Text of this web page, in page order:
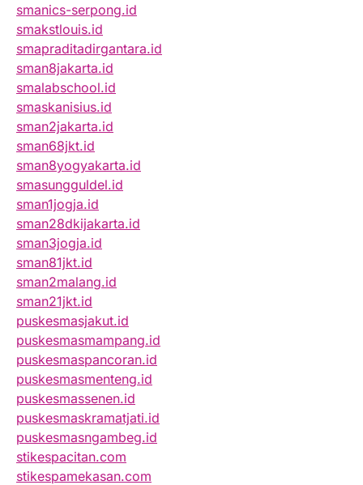
smanics-serpong.id
smakstlouis.id
smapraditadirgantara.id
sman8jakarta.id
smalabschool.id
smaskanisius.id
sman2jakarta.id
sman68jkt.id
sman8yogyakarta.id
smasungguldel.id
sman1jogja.id
sman28dkijakarta.id
sman3jogja.id
sman81jkt.id
sman2malang.id
sman21jkt.id
puskesmasjakut.id
puskesmasmampang.id
puskesmaspancoran.id
puskesmasmenteng.id
puskesmassenen.id
puskesmaskramatjati.id
puskesmasngambeg.id
stikespacitan.com
stikespamekasan.com